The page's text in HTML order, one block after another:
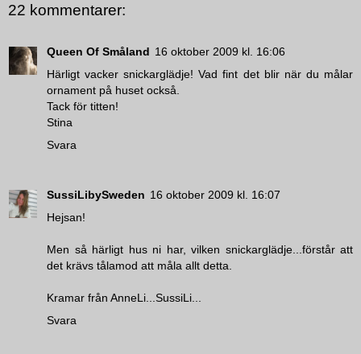
22 kommentarer:
Queen Of Småland 16 oktober 2009 kl. 16:06
Härligt vacker snickarglädje! Vad fint det blir när du målar
ornament på huset också.
Tack för titten!
Stina
Svara
SussiLibySweden 16 oktober 2009 kl. 16:07
Hejsan!
Men så härligt hus ni har, vilken snickarglädje...förstår att
det krävs tålamod att måla allt detta.
Kramar från AnneLi...SussiLi...
Svara